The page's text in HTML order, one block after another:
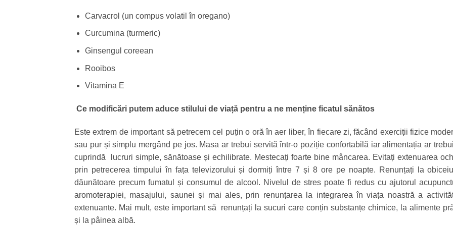
Carvacrol (un compus volatil în oregano)
Curcumina (turmeric)
Ginsengul coreean
Rooibos
Vitamina E
Ce modificări putem aduce stilului de viață pentru a ne menține ficatul sănătos
Este extrem de important să petrecem cel puțin o oră în aer liber, în fiecare zi, făcând exerciții fizice
sau pur și simplu mergând pe jos. Masa ar trebui servită într-o poziție confortabilă iar alimentația ar
cuprindă lucruri simple, sănătoase și echilibrate. Mestecați foarte bine mâncarea. Evitați extenuarea
prin petrecerea timpului în fața televizorului și dormiți între 7 și 8 ore pe noapte. Renunțați la
dăunătoare precum fumatul și consumul de alcool. Nivelul de stres poate fi redus cu ajutorul
aromoterapiei, masajului, saunei și mai ales, prin renunțarea la integrarea în viața noastră a
extenuante. Mai mult, este important să renunțați la sucuri care conțin substanțe chimice, la alimente
și la pâinea albă.